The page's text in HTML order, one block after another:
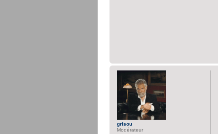
grisou
Modérateur